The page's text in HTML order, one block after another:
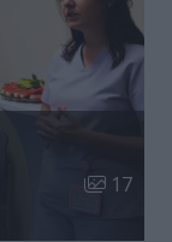
Liczba
17